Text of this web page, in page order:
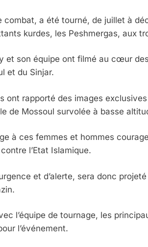
combat, a été tourné, de juillet à
kurdes, les Peshmergas, aux
et son équipe ont filmé au cœur
et du Sinjar.
ont rapporté des images
de Mossoul survolée à basse
à ces femmes et hommes
l’Etat Islamique.
et d’alerte, sera donc
l’équipe de tournage, les
l’événement.
2025, L’année La Plus
ISRAÉL